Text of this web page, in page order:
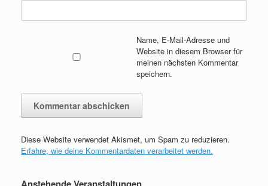
Name, E-Mail-Adresse und
Website in diesem Browser für
meinen nächsten Kommentar
speichern.
Diese Website verwendet Akismet, um Spam zu reduzieren.
Erfahre, wie deine Kommentardaten verarbeitet werden.